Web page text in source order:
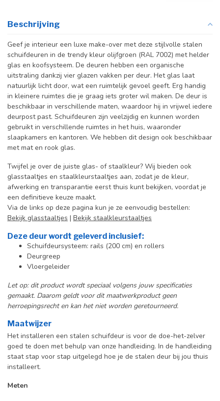
Beschrijving
Geef je interieur een luxe make-over met deze stijlvolle stalen
schuifdeuren in de trendy kleur olijfgroen (RAL 7002) met helder
glas en koofsysteem. De deuren hebben een organische
uitstraling dankzij vier glazen vakken per deur. Het glas laat
natuurlijk licht door, wat een ruimtelijk gevoel geeft. Erg handig
in kleinere ruimtes die je graag iets groter wil maken. De deur is
beschikbaar in verschillende maten, waardoor hij in vrijwel iedere
deurpost past. Schuifdeuren zijn veelzijdig en kunnen worden
gebruikt in verschillende ruimtes in het huis, waaronder
slaapkamers en kantoren. We hebben dit design ook beschikbaar
met mat en rook glas.
Twijfel je over de juiste glas- of staalkleur? Wij bieden ook
glasstaaltjes en staalkleurstaaltjes aan, zodat je de kleur,
afwerking en transparantie eerst thuis kunt bekijken, voordat je
een definitieve keuze maakt.
Via de links op deze pagina kun je ze eenvoudig bestellen:
Bekijk glasstaaltjes | Bekijk staalkleurstaaltjes
Deze deur wordt geleverd inclusief:
Schuifdeursysteem: rails (200 cm) en rollers
Deurgreep
Vloergeleider
Let op: dit product wordt speciaal volgens jouw specificaties
gemaakt. Daarom geldt voor dit maatwerkproduct geen
herroepingsrecht en kan het niet worden geretourneerd.
Maatwijzer
Het installeren een stalen schuifdeur is voor de doe-het-zelver
goed te doen met behulp van onze handleiding. In de handleiding
staat stap voor stap uitgelegd hoe je de stalen deur bij jou thuis
installeert.
Meten